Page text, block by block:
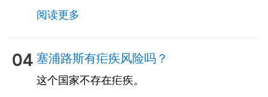
的黄热病疫苗接种证书。但是，如果您来自存
在黄热病的国家，则可能需要疫苗接种证明。
请咨询我们的专家了解更多详情。
阅读更多
04 塞浦路斯有疟疾风险吗？
这个国家不存在疟疾。